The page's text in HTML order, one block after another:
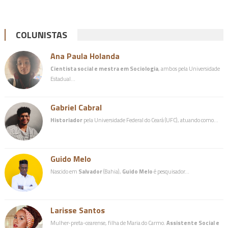
COLUNISTAS
Ana Paula Holanda
Cientista social e mestra em Sociologia, ambos pela Universidade
Estadual…
Gabriel Cabral
Historiadorpela Universidade Federal do Ceará (UFC), atuando como…
Guido Melo
Nascido em Salvador(Bahia), Guido Meloé pesquisador…
Larisse Santos
Mulher-preta-cearense, filha de Maria do Carmo.Assistente Social e